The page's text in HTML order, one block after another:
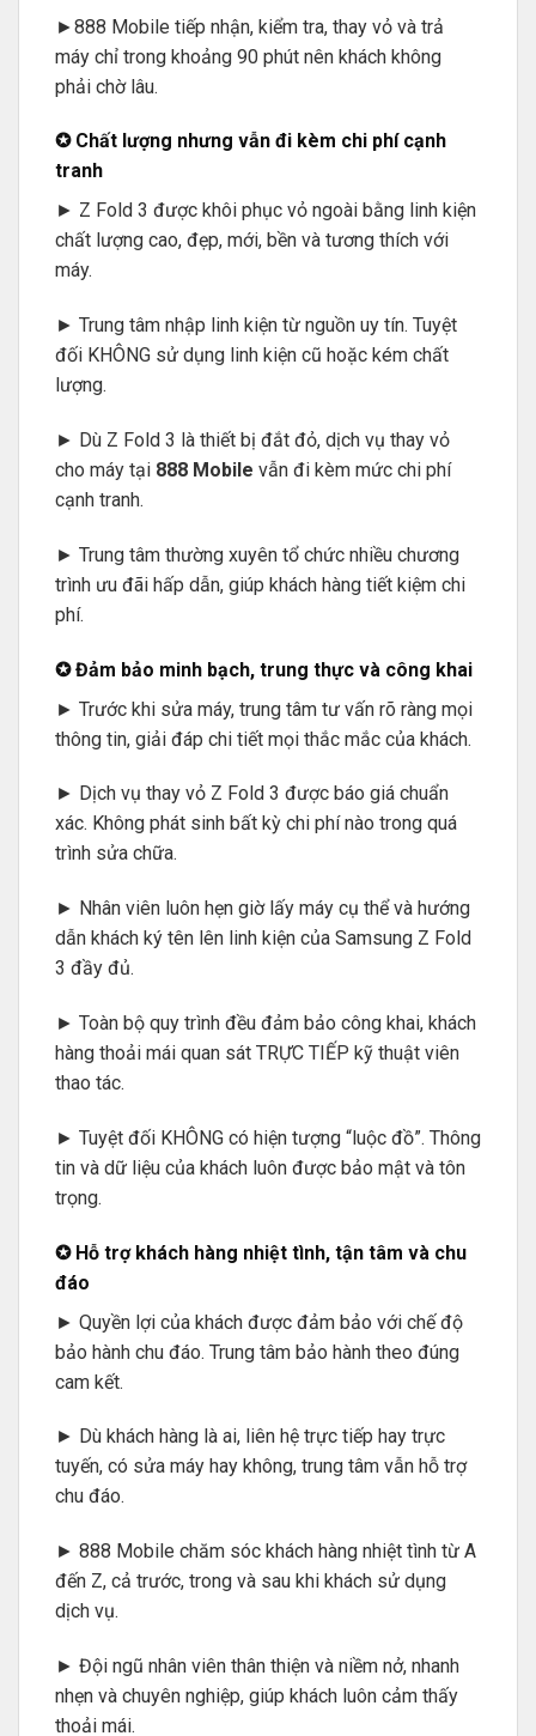
►888 Mobile tiếp nhận, kiểm tra, thay vỏ và trả
máy chỉ trong khoảng 90 phút nên khách không
phải chờ lâu.
✪ Chất lượng nhưng vẫn đi kèm chi phí cạnh
tranh
► Z Fold 3 được khôi phục vỏ ngoài bằng linh kiện
chất lượng cao, đẹp, mới, bền và tương thích với
máy.
► Trung tâm nhập linh kiện từ nguồn uy tín. Tuyệt
đối KHÔNG sử dụng linh kiện cũ hoặc kém chất
lượng.
► Dù Z Fold 3 là thiết bị đắt đỏ, dịch vụ thay vỏ
cho máy tại 888 Mobile vẫn đi kèm mức chi phí
cạnh tranh.
► Trung tâm thường xuyên tổ chức nhiều chương
trình ưu đãi hấp dẫn, giúp khách hàng tiết kiệm chi
phí.
✪ Đảm bảo minh bạch, trung thực và công khai
► Trước khi sửa máy, trung tâm tư vấn rõ ràng mọi
thông tin, giải đáp chi tiết mọi thắc mắc của khách.
► Dịch vụ thay vỏ Z Fold 3 được báo giá chuẩn
xác. Không phát sinh bất kỳ chi phí nào trong quá
trình sửa chữa.
► Nhân viên luôn hẹn giờ lấy máy cụ thể và hướng
dẫn khách ký tên lên linh kiện của Samsung Z Fold
3 đầy đủ.
► Toàn bộ quy trình đều đảm bảo công khai, khách
hàng thoải mái quan sát TRỰC TIẾP kỹ thuật viên
thao tác.
► Tuyệt đối KHÔNG có hiện tượng “luộc đồ”. Thông
tin và dữ liệu của khách luôn được bảo mật và tôn
trọng.
✪ Hỗ trợ khách hàng nhiệt tình, tận tâm và chu
đáo
► Quyền lợi của khách được đảm bảo với chế độ
bảo hành chu đáo. Trung tâm bảo hành theo đúng
cam kết.
► Dù khách hàng là ai, liên hệ trực tiếp hay trực
tuyến, có sửa máy hay không, trung tâm vẫn hỗ trợ
chu đáo.
► 888 Mobile chăm sóc khách hàng nhiệt tình từ A
đến Z, cả trước, trong và sau khi khách sử dụng
dịch vụ.
► Đội ngũ nhân viên thân thiện và niềm nở, nhanh
nhẹn và chuyên nghiệp, giúp khách luôn cảm thấy
thoải mái.